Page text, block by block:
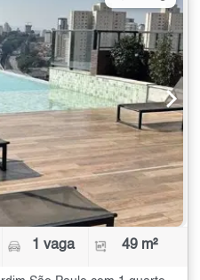
1 vaga 49 m²